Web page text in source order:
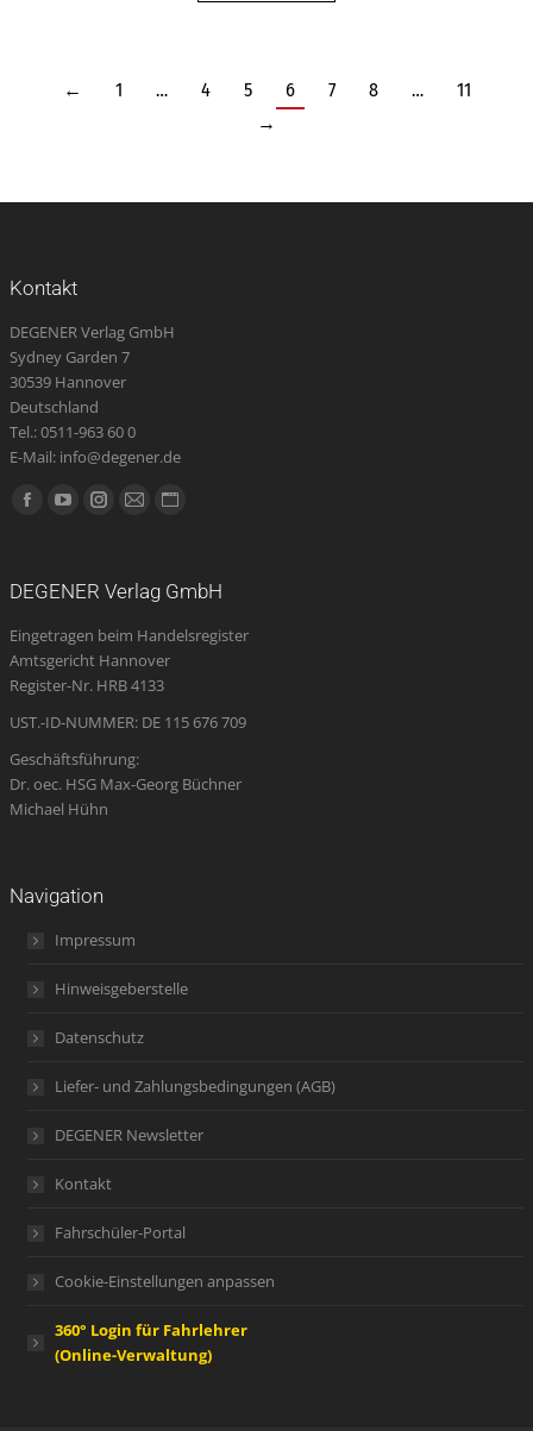
← 1 … 4 5 6 7 8 …
11
→
Kontakt
DEGENER Verlag GmbH
Sydney Garden 7
30539 Hannover
Deutschland
Tel.: 0511-963 60 0
E-Mail: info@degener.de
Finden Sie uns auf:
Facebook
new
window
YouTube
new
window
Instagram
new
window
E-
opens
in
new
Website
new
DEGENER Verlag GmbH
Eingetragen beim Handelsregister
Amtsgericht Hannover
Register-Nr. HRB 4133
UST.-ID-NUMMER: DE 115 676 709
Geschäftsführung:
Dr. oec. HSG Max-Georg Büchner
Michael Hühn
Navigation
Impressum
Hinweisgeberstelle
Datenschutz
Liefer- und Zahlungsbedingungen (AGB)
DEGENER Newsletter
Kontakt
Fahrschüler-Portal
Cookie-Einstellungen anpassen
360° Login für Fahrlehrer
(Online-Verwaltung)